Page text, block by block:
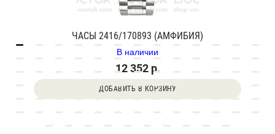
ЧАСЫ 2416/170893 (АМФИБИЯ)
В наличии
12 352 р.
ДОБАВИТЬ В КОРЗИНУ